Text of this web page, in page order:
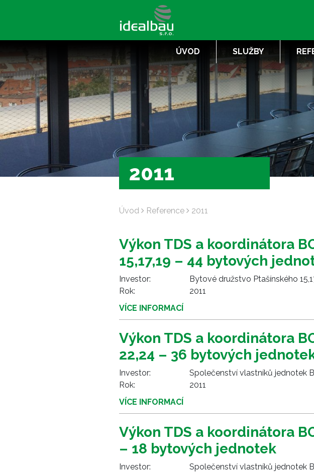
ÚVOD SLUŽBY
Úvod Reference 2011
2011
Výkon TDS a koordinátora
15,17,19 – 44 bytových
Investor:
Bytové družstvo Ptašínského
Rok:
2011
VÍCE INFORMACÍ
Výkon TDS a koordinátora
22,24 – 36 bytových
Investor:
Společenství vlastníků jednotek
Rok:
2011
VÍCE INFORMACÍ
Výkon TDS a koordinátora
– 18 bytových jednotek
Investor:
Společenství vlastníků jednotek